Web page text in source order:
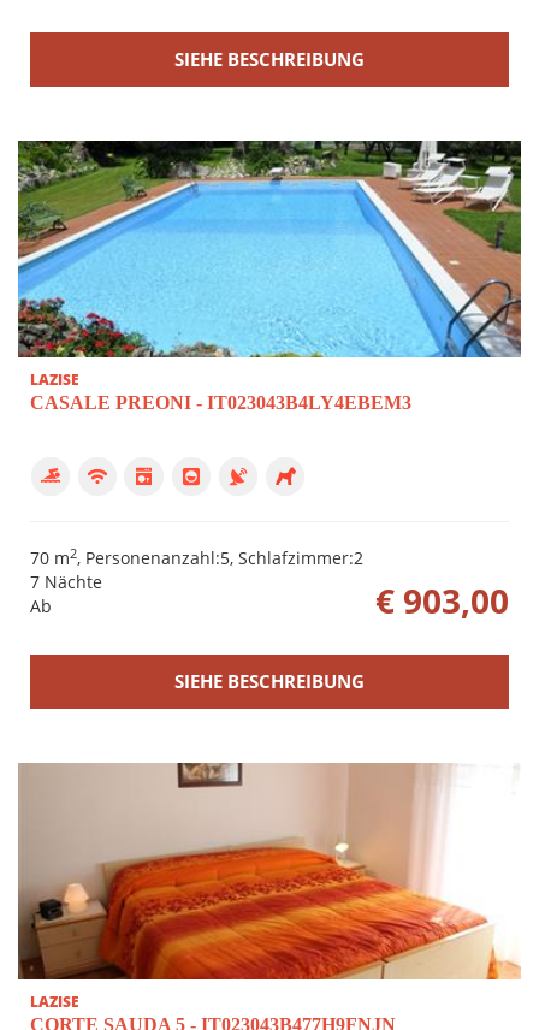
SIEHE BESCHREIBUNG
LAZISE
CASALE PREONI - IT023043B4LY4EBEM3
70 m2, Personenanzahl:5, Schlafzimmer:2
€ 903,00
7 Nächte
Ab
SIEHE BESCHREIBUNG
LAZISE
CORTE SAUDA 5 - IT023043B477H9FNJN